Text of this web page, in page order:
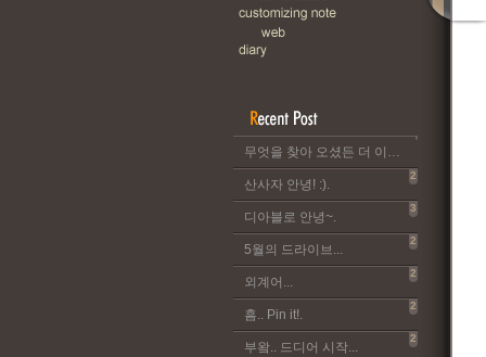
무엇을 찾아 오셨든 더 이상 이 블로그는 운영되지 않습니다..
산사자 안녕! :).
2
디아블로 안녕~.
3
5월의 드라이브...
2
외계어...
2
흠.. Pin it!.
2
부왘.. 드디어 시작...
2